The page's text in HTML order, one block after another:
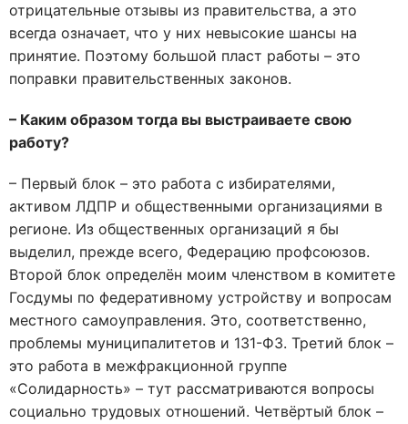
отрицательные отзывы из правительства, а это
всегда означает, что у них невысокие шансы на
принятие. Поэтому большой пласт работы – это
поправки правительственных законов.
– Каким образом тогда вы выстраиваете свою
работу?
– Первый блок – это работа с избирателями,
активом ЛДПР и общественными организациями в
регионе. Из общественных организаций я бы
выделил, прежде всего, Федерацию профсоюзов.
Второй блок определён моим членством в комитете
Госдумы по федеративному устройству и вопросам
местного самоуправления. Это, соответственно,
проблемы муниципалитетов и 131-ФЗ. Третий блок –
это работа в межфракционной группе
«Солидарность» – тут рассматриваются вопросы
социально трудовых отношений. Четвёртый блок –